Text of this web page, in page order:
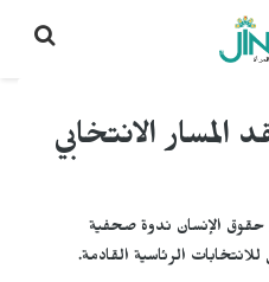
المسار الانتخابي
حقوق الإنسان ندوة صحفية
الرئاسية القادمة.